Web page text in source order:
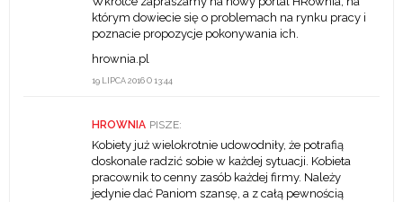
19 LIPCA 2016 O 13:44
którym dowiecie się o problemach na rynku pracy i
poznacie propozycje pokonywania ich.
hrownia.pl
HROWNIA PISZE:
Kobiety już wielokrotnie udowodniły, że potrafią
doskonale radzić sobie w każdej sytuacji. Kobieta
pracownik to cenny zasób każdej firmy. Należy
jedynie dać Paniom szansę, a z całą pewnością